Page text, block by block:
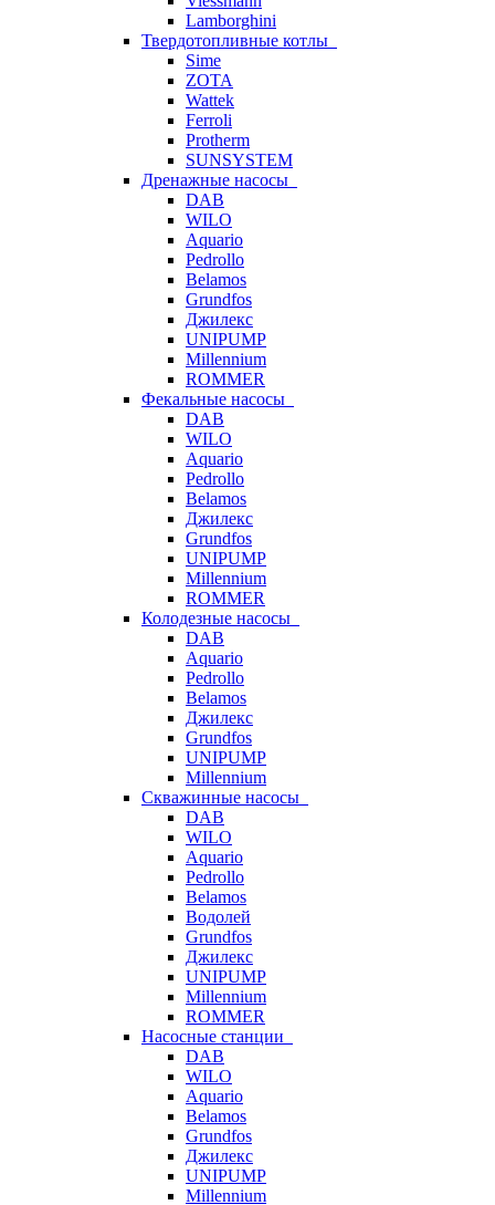
Lamborghini
Твердотопливные котлы
Sime
ZOTA
Wattek
Ferroli
Protherm
SUNSYSTEM
Дренажные насосы
DAB
WILO
Aquario
Pedrollo
Belamos
Grundfos
Джилекс
UNIPUMP
Millennium
ROMMER
Фекальные насосы
DAB
WILO
Aquario
Pedrollo
Belamos
Джилекс
Grundfos
UNIPUMP
Millennium
ROMMER
Колодезные насосы
DAB
Aquario
Pedrollo
Belamos
Джилекс
Grundfos
UNIPUMP
Millennium
Скважинные насосы
DAB
WILO
Aquario
Pedrollo
Belamos
Водолей
Grundfos
Джилекс
UNIPUMP
Millennium
ROMMER
Насосные станции
DAB
WILO
Aquario
Belamos
Grundfos
Джилекс
UNIPUMP
Millennium